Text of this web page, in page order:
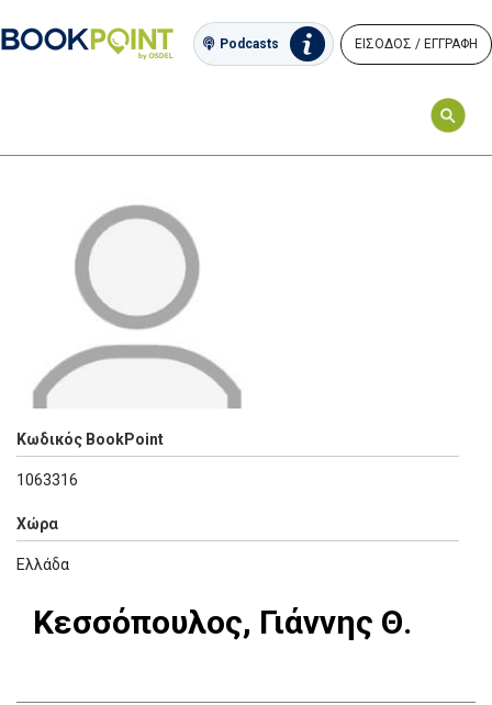
Podcasts ΕΙΣΟΔΟΣ / ΕΓΓΡΑΦΗ
Κωδικός BookPoint
1063316
Χώρα
Ελλάδα
Κεσσόπουλος, Γιάννης Θ.